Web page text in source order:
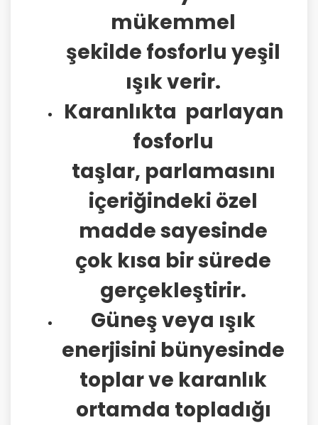
mükemmel
şekilde fosforlu yeşil
ışık verir.
Karanlıkta parlayan
fosforlu
taşlar, parlamasını
içeriğindeki özel
madde sayesinde
çok kısa bir sürede
gerçekleştirir.
Güneş veya ışık
enerjisini bünyesinde
toplar ve karanlık
ortamda topladığı